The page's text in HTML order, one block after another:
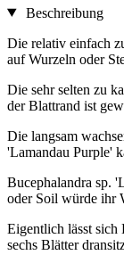
Beschreibung
Die relativ einfach
auf Wurzeln oder
Die sehr selten zu
der Blattrand ist
Die langsam
'Lamandau Purple'
Bucephalandra sp.
oder Soil würde ihr
Eigentlich lässt sich
sechs Blätter